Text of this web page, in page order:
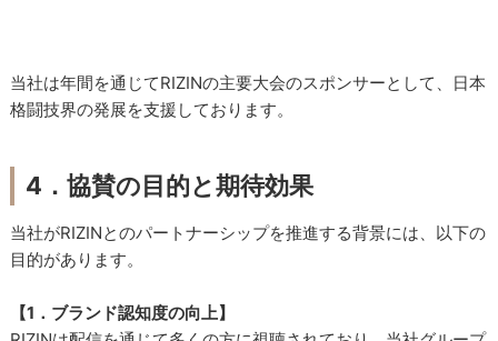
当社は年間を通じてRIZINの主要大会のスポンサーとして、日本
格闘技界の発展を支援しております。
4．協賛の目的と期待効果
当社がRIZINとのパートナーシップを推進する背景には、以下の
目的があります。
【1．ブランド認知度の向上】